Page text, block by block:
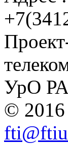
УрО
©